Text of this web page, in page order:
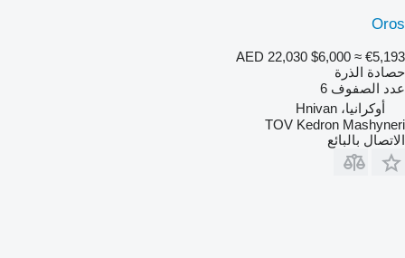
Oros
AED 22,030 $6,000 ≈ €5,193
حصادة الذرة
عدد الصفوف 6
أوكرانيا، Hnivan
TOV Kedron Mashyneri
الاتصال بالبائع